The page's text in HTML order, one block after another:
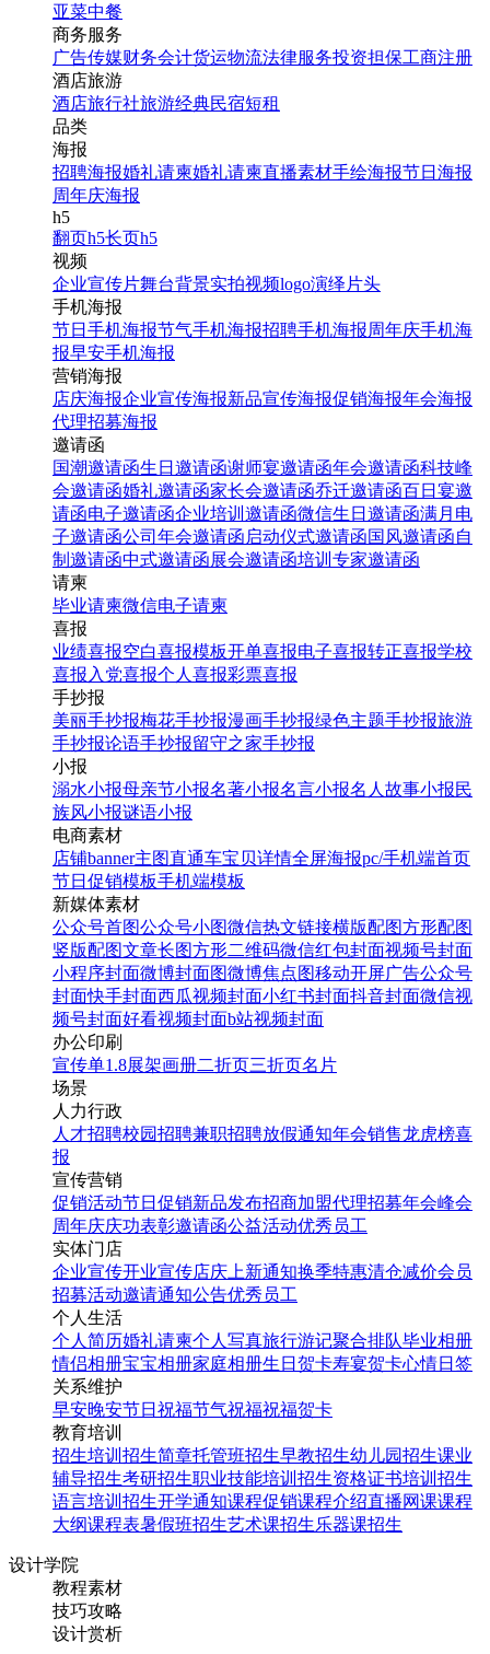
亚菜中餐
商务服务
广告传媒财务会计货运物流法律服务投资担保工商注册
酒店旅游
酒店旅行社旅游经典民宿短租
品类
海报
招聘海报婚礼请柬婚礼请柬直播素材手绘海报节日海报
周年庆海报
h5
翻页h5长页h5
视频
企业宣传片舞台背景实拍视频logo演绎 片头
手机海报
节日手机海报节气手机海报招聘手机海报周年庆手机海
报早安手机海报
营销海报
店庆海报企业宣传海报新品宣传海报促销海报年会海报
代理招募海报
邀请函
国潮邀请函生日邀请函谢师宴邀请函年会邀请函科技峰
会邀请函婚礼邀请函家长会邀请函乔迁邀请函百日宴邀
请函电子邀请函企业培训邀请函微信生日邀请函满月电
子邀请函公司年会邀请函 启动仪式邀请函国风邀请函自
制邀请函中式邀请函展会邀请函培训专家邀请函
请柬
毕业请柬微信电子请柬
喜报
业绩喜报空白喜报模板开单喜报电子喜报转正喜报学校
喜报 入党喜报个人喜报彩票喜报
手抄报
美丽手抄报梅花手抄报漫画手抄报绿色主题手抄报旅游
手抄报论语手抄报留守之家手抄报
小报
溺水小报母亲节小报名著小报名言小报名人故事小报民
族风小报谜语小报
电商素材
店铺banner主图直通车宝贝详情全屏海报pc/手机端首页
节日促销模板手机端模板
新媒体素材
公众号首图公众号小图微信热文链接横版配图方形配图
竖版配图文章长图方形二维码微信红包封面视频号封面
小程序封面微博封面图微博焦点图移动开屏广告公众号
封面快手封面西瓜视频封面小红书封面抖音封面微信视
频号封面好看视频封面b站视频封面
办公印刷
宣传单1.8展架画册二折页三折页名片
场景
人力行政
人才招聘校园招聘兼职招聘放假通知年会销售龙虎榜喜
报
宣传营销
促销活动节日促销新品发布招商加盟代理招募年会峰会
周年庆庆功表彰邀请函公益活动优秀员工
实体门店
企业宣传开业宣传店庆 上新通知换季特惠清仓减价会员
招募活动邀请通知公告优秀员工
个人生活
个人简历婚礼请柬个人写真旅行游记聚合排队毕业相册
情侣相册宝宝相册家庭相册生日贺卡寿宴贺卡心情日签
关系维护
早安晚安节日祝福节气祝福祝福贺卡
教育培训
招生培训 招生简章托管班招生早教招生幼儿园招生课业
辅导招生考研招生职业技能培训招生资格证书培训招生
语言培训招生开学通知课程促销课程介绍直播网课课程
大纲课程表暑假班招生艺术课招生乐器课招生
设计学院
教程素材
技巧攻略
设计赏析